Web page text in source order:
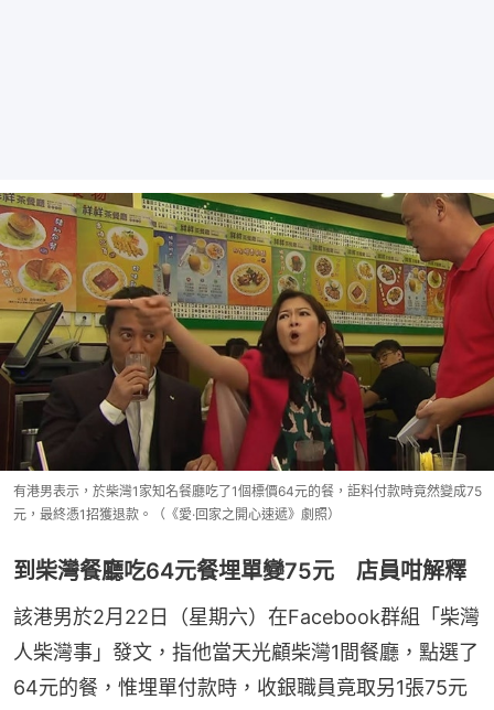
有港男表示，於柴灣1家知名餐廳吃了1個標價64元的餐，詎料付款時竟然變成75
元，最終憑1招獲退款。（《愛·回家之開心速遞》劇照）
到柴灣餐廳吃64元餐埋單變75元 店員咁解釋
該港男於2月22日（星期六）在Facebook群組「柴灣
人柴灣事」發文，指他當天光顧柴灣1間餐廳，點選了
64元的餐，惟埋單付款時，收銀職員竟取另1張75元